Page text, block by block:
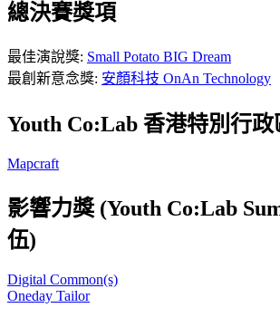
總決賽獎項
最佳演說獎: Small Potato BIG Dream
最創新意念獎: 安顏科技 OnAn Technology
Youth Co:Lab 香港特別行政
Mapcraft
影響力獎 (Youth Co:Lab
伍)
Digital Common(s)
Oneday Tailor